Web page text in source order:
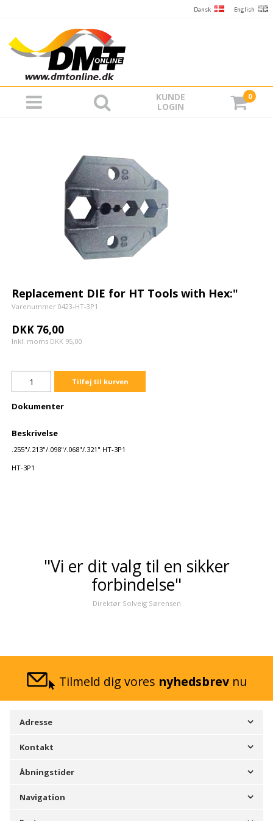
Dansk English
KUNDE
LOGIN
0
Replacement DIE for HT Tools with Hex:"
Varenummer 0423-HT-3P1
DKK 76,00
Inkl. moms DKK 95,00
Tilføj til kurven
Dokumenter
Beskrivelse
.255"/.213"/.098"/.068"/.321" HT-3P1
HT-3P1
"Vi er dit valg til en sikker
forbindelse"
Direktør Solveig Sørensen
Tilmeld dig vores nyhedsbrev nu
Adresse
Kontakt
Åbningstider
Navigation